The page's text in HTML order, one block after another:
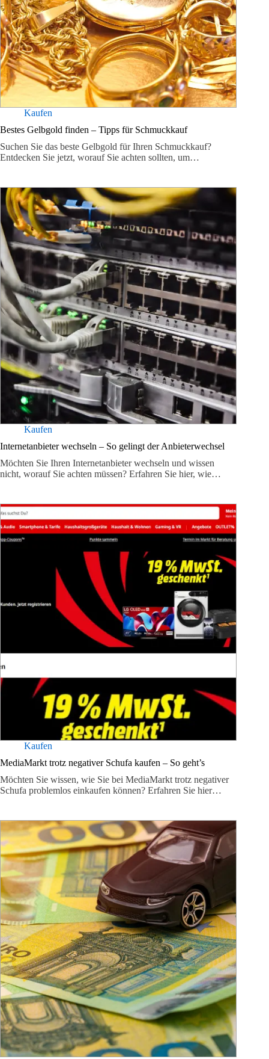
Kaufen
Bestes Gelbgold finden – Tipps für Schmuckkauf
Suchen Sie das beste Gelbgold für Ihren Schmuckkauf?
Entdecken Sie jetzt, worauf Sie achten sollten, um…
Kaufen
Internetanbieter wechseln – So gelingt der Anbieterwechsel
Möchten Sie Ihren Internetanbieter wechseln und wissen
nicht, worauf Sie achten müssen? Erfahren Sie hier, wie…
Kaufen
MediaMarkt trotz negativer Schufa kaufen – So geht’s
Möchten Sie wissen, wie Sie bei MediaMarkt trotz negativer
Schufa problemlos einkaufen können? Erfahren Sie hier…